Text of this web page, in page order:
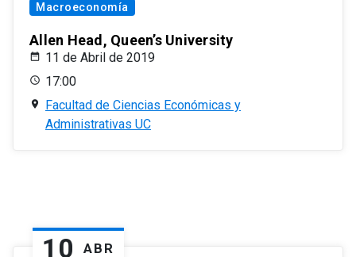
Macroeconomía
Allen Head, Queen’s University
11 de Abril de 2019
17:00
Facultad de Ciencias Económicas y
Administrativas UC
10 ABR